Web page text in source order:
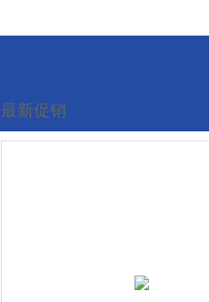
最新促销